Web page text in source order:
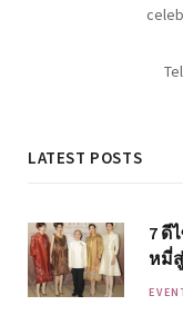
LATEST POSTS
7 ดี
หมี่